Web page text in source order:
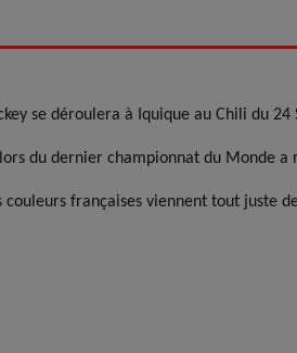
se déroulera à Iquique au Chili du
du dernier championnat du Monde
françaises viennent tout juste